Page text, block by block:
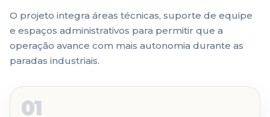
O projeto integra áreas técnicas, suporte de equipe
e espaços administrativos para permitir que a
operação avance com mais autonomia durante as
paradas industriais.
01